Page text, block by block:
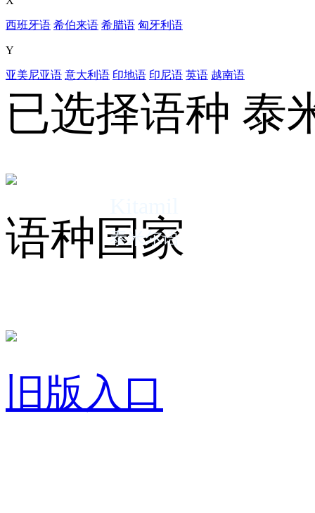
西班牙语 希伯来语 希腊语 匈牙利语
Y
亚美尼亚语 意大利语 印地语 印尼语 英语 越南语
已选择语种 泰
泰米尔语
语种国家
旧版入口